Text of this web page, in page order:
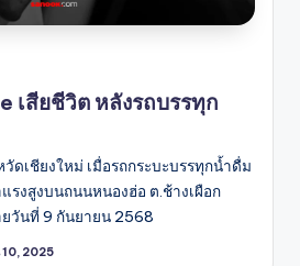
เสียชีวิต หลังรถบรรทุก
ดเชียงใหม่ เมื่อรถกระบะบรรทุกน้ำดื่ม
รงสูงบนถนนหนองฮ่อ ต.ช้างเผือก
ยวันที่ 9 กันยายน 2568
10, 2025